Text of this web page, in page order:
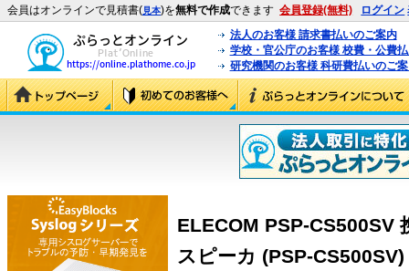
会員はオンラインで見積書(見本)を無料で作成できます 会員登録(無料) ログイン
法人のお客様 請求書払いのご案内
学校・官公庁のお客様 校費・公費
研究機関のお客様 科研費払いのご
ELECOM PSP-CS500SV
スピーカ (PSP-CS500SV)